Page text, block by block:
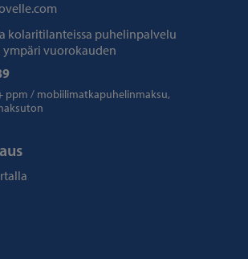
kolaritilanteissa puhelinpalvelu
vuorokauden
ppm / mobiilimatkapuhelinmaksu,